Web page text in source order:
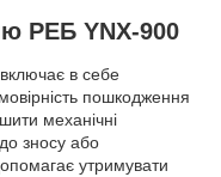
РЕБ YNX-900
в себе
пошкодження
механічні
зносу або
утримувати